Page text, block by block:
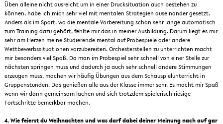
Üben alleine nicht ausreicht um in einer Drucksituation auch bestehen zu
können, habe ich mich sehr viel mit mentalen Strategien auseinander gesetzt.
Anders als im Sport, wo die mentale Vorbereitung schon sehr lange automatisch
zum Training dazu gehört, fehlte mir das in meiner Ausbildung. Darum liegt es mir
sehr am Herzen meine Studierende mental auf Probespiele oder andere
Wettbewerbssituationen vorzubereiten. Orchesterstellen zu unterrichten macht
mir besonders viel Spaß. Da man im Probespiel sehr schnell von einer Stelle zur
nächsten springen muss und dadurch ja auch sehr schnell andere Stimmungen
erzeugen muss, machen wir häufig Übungen aus dem Schauspielunterricht in
Gruppenstunden. Das genießen alle aus der Klasse immer sehr. Es macht mir Spaß
wenn wir dann gemeinsam lachen und sich trotzdem spielerisch riesige
Fortschritte bemerkbar machen.
4. Wie feierst du Weihnachten und was darf dabei deiner Meinung nach auf gar